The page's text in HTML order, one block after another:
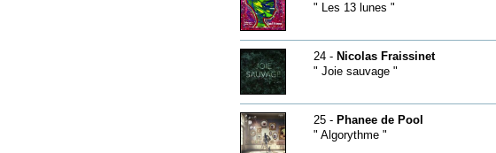
" Les 13 lunes "
24 - Nicolas Fraissinet
" Joie sauvage "
25 - Phanee de Pool
" Algorythme "